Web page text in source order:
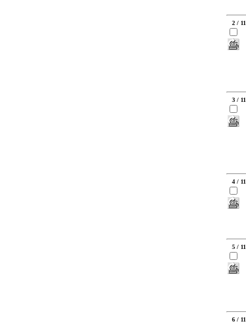
2 / 11
3 / 11
4 / 11
5 / 11
6 / 11